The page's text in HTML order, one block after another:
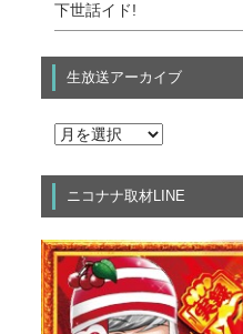
下世話イド!
生放送アーカイブ
ニコナナ取材LINE